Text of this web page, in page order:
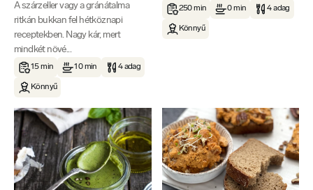
A szárzeller vagy a gránátalma
ritkán bukkan fel hétköznapi
receptekben. Nagy kár, mert
mindkét növé...
15 min 10 min 4 adag
Könnyű
250 min 0 min 4 adag
Könnyű